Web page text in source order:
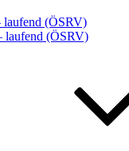
laufend (ÖSRV)
laufend (ÖSRV)